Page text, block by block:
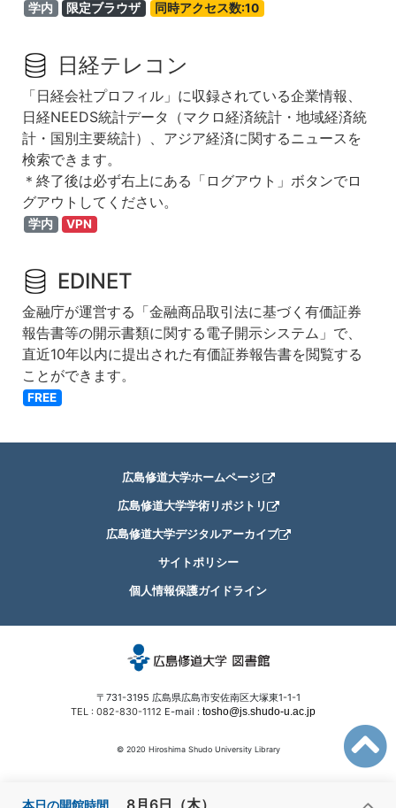
学内 限定ブラウザ 同時アクセス数:10
日経テレコン
「日経会社プロフィル」に収録されている企業情報、
日経NEEDS統計データ（マクロ経済統計・地域経済統
計・国別主要統計）、アジア経済に関するニュースを
検索できます。
＊終了後は必ず右上にある「ログアウト」ボタンでロ
グアウトしてください。
学内 VPN
EDINET
金融庁が運営する「金融商品取引法に基づく有価証券
報告書等の開示書類に関する電子開示システム」で、
直近10年以内に提出された有価証券報告書を閲覧する
ことができます。
FREE
本日の開館時間 8月6日（木）
広島修道大学ホームページ
広島修道大学学術リポジトリ
広島修道大学デジタルアーカイブ
サイトポリシー
個人情報保護ガイドライン
〒731-3195 広島県広島市安佐南区大塚東1-1-1
TEL : 082-830-1112 E-mail :
© 2020 Hiroshima Shudo University Library